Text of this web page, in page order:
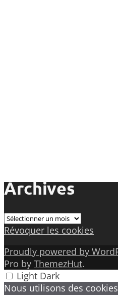
Archives
Archives
Révoquer les cookies
Proudly powered by
Pro by ThemezHut.
Light Dark
Nous utilisons des